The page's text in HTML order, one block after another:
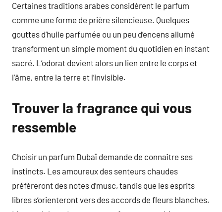
Certaines traditions arabes considèrent le parfum
comme une forme de prière silencieuse. Quelques
gouttes d’huile parfumée ou un peu d’encens allumé
transforment un simple moment du quotidien en instant
sacré. L’odorat devient alors un lien entre le corps et
l’âme, entre la terre et l’invisible.
Trouver la fragrance qui vous
ressemble
Choisir un parfum Dubaï demande de connaître ses
instincts. Les amoureux des senteurs chaudes
préfèreront des notes d’musc, tandis que les esprits
libres s’orienteront vers des accords de fleurs blanches.